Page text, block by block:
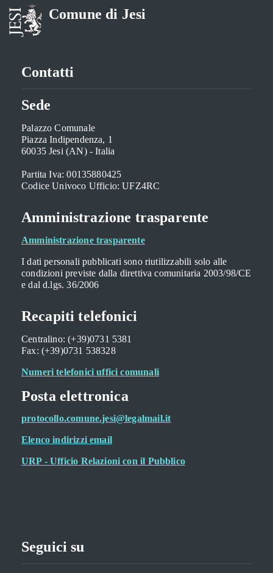
Comune di Jesi
Contatti
Sede
Palazzo Comunale
Piazza Indipendenza, 1
60035 Jesi (AN) - Italia
Partita Iva: 00135880425
Codice Univoco Ufficio: UFZ4RC
Amministrazione trasparente
Amministrazione trasparente
I dati personali pubblicati sono riutilizzabili solo alle
condizioni previste dalla direttiva comunitaria 2003/98/CE
e dal d.lgs. 36/2006
Recapiti telefonici
Centralino: (+39)0731 5381
Fax: (+39)0731 538328
Numeri telefonici uffici comunali
Posta elettronica
protocollo.comune.jesi@legalmail.it
Elenco indirizzi email
URP - Ufficio Relazioni con il Pubblico
Seguici su